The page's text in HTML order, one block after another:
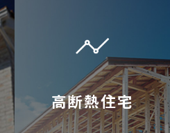
高断熱住宅